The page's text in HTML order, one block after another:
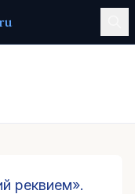
реквием».